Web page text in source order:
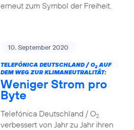
erneut zum Symbol der Freiheit.
10. September 2020
TELEFÓNICA DEUTSCHLAND / O2AUF
DEM WEG ZUR KLIMANEUTRALITÄT:
Weniger Strom pro
Byte
Telefónica Deutschland / O2
verbessert von Jahr zu Jahr ihren